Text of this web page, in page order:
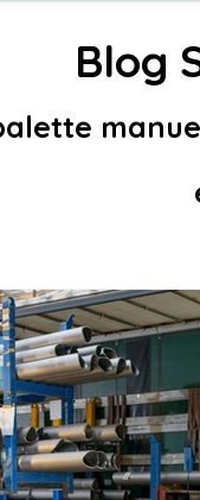
Blog